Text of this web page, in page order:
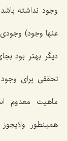
وجود نداشته
عنها وجود)
دیگر بهتر بود
تحققى براى
ماهیت معدوم
همینطور